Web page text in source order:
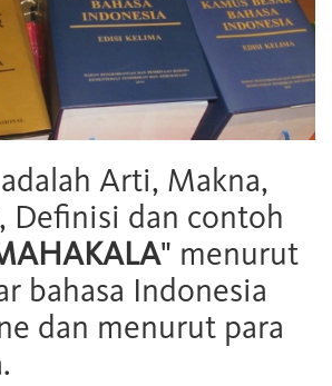
Arti, Makna,
Definisi dan contoh
" menurut
bahasa Indonesia
dan menurut para